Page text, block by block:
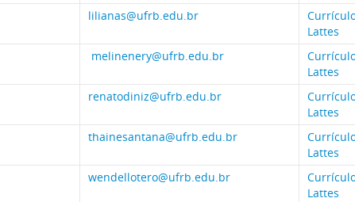
lilianas@ufrb.edu.br
Lattes
melinenery@ufrb.edu.br
Lattes
renatodiniz@ufrb.edu.br
Lattes
thainesantana@ufrb.edu.br
Lattes
wendellotero@ufrb.edu.br
Lattes